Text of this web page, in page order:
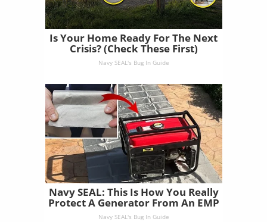
Is Your Home Ready For The Next
Crisis? (Check These First)
Navy SEAL's Bug In Guide
Navy SEAL: This Is How You Really
Protect A Generator From An EMP
Navy SEAL's Bug In Guide